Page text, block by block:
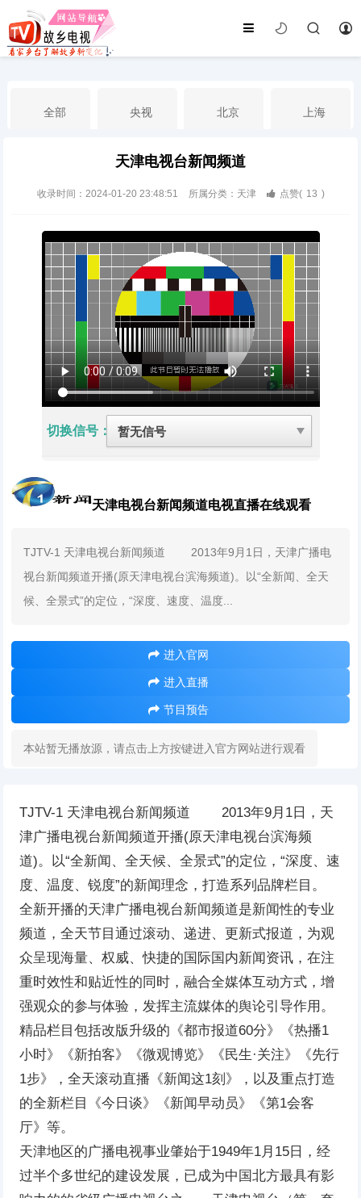
全部 央视 北京 上海
山东 江苏
辽宁 内蒙古 山西 陕西
天津电视台新闻频道
收录时间：2024-01-20 23:48:51 所属分类：天津 点赞( 13 )
切换信号：
天津电视台新闻频道电视直播在线观看
TJTV-1 天津电视台新闻频道 2013年9月1日，天津广播电
视台新闻频道开播(原天津电视台滨海频道)。以“全新闻、全天
候、全景式”的定位，“深度、速度、温度...
进入官网
进入直播
节目预告
本站暂无播放源，请点击上方按键进入官方网站进行观看
TJTV-1 天津电视台新闻频道 2013年9月1日，天
津广播电视台新闻频道开播(原天津电视台滨海频
道)。以“全新闻、全天候、全景式”的定位，“深度、速
度、温度、锐度”的新闻理念，打造系列品牌栏目。
全新开播的天津广播电视台新闻频道是新闻性的专业
频道，全天节目通过滚动、递进、更新式报道，为观
众呈现海量、权威、快捷的国际国内新闻资讯，在注
重时效性和贴近性的同时，融合全媒体互动方式，增
强观众的参与体验，发挥主流媒体的舆论引导作用。
精品栏目包括改版升级的《都市报道60分》《热播1
小时》《新拍客》《微观博览》《民生·关注》《先行
1步》，全天滚动直播《新闻这1刻》，以及重点打造
的全新栏目《今日谈》《新闻早动员》《第1会客
厅》等。
天津地区的广播电视事业肇始于1949年1月15日，经
过半个多世纪的建设发展，已成为中国北方最具有影